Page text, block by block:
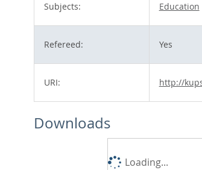
Subjects: Education
Refereed: Yes
URI: http://
Downloads
Loading...